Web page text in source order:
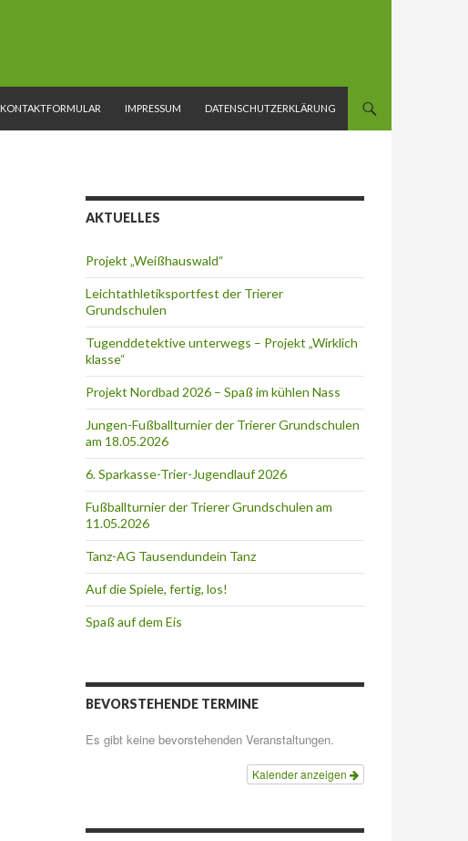
KONTAKTFORMULAR IMPRESSUM DATENSCHUTZERKLÄRUNG
AKTUELLES
Projekt „Weißhauswald“
Leichtathletiksportfest der Trierer
Grundschulen
Tugenddetektive unterwegs – Projekt „Wirklich
klasse“
Projekt Nordbad 2026 – Spaß im kühlen Nass
Jungen-Fußballturnier der Trierer Grundschulen
am 18.05.2026
6. Sparkasse-Trier-Jugendlauf 2026
Fußballturnier der Trierer Grundschulen am
11.05.2026
Tanz-AG Tausendundein Tanz
Auf die Spiele, fertig, los!
Spaß auf dem Eis
BEVORSTEHENDE TERMINE
Es gibt keine bevorstehenden Veranstaltungen.
Kalender anzeigen